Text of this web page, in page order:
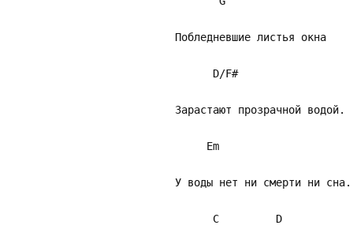
Побледневшие листья окна
D/F#
Зарастают прозрачной водой.
Em
У воды нет ни смерти ни сна.
C D